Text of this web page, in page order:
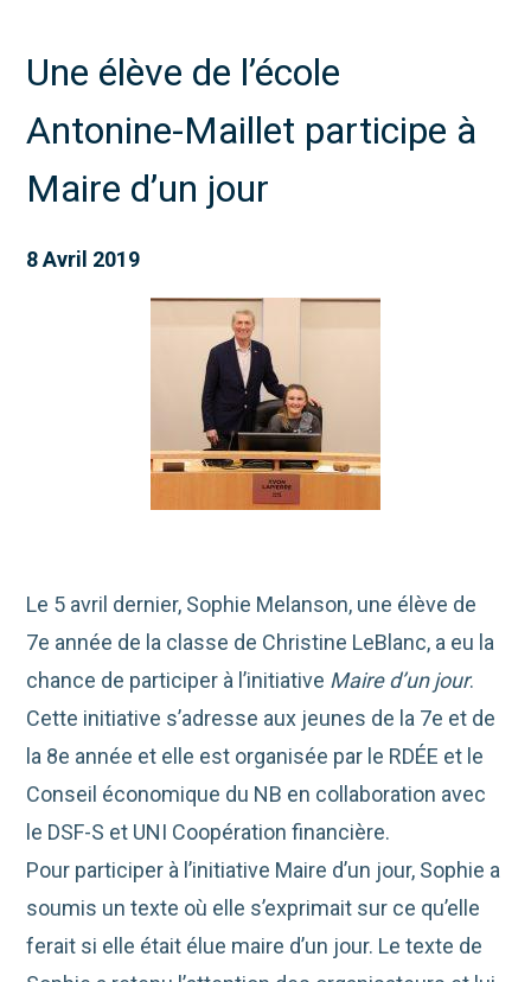
Une élève de l’école
Antonine-Maillet participe à
Maire d’un jour
8 Avril 2019
Le 5 avril dernier, Sophie Melanson, une élève de
7e année de la classe de Christine LeBlanc, a eu la
chance de participer à l’initiative Maire d’un jour.
Cette initiative s’adresse aux jeunes de la 7e et de
la 8e année et elle est organisée par le RDÉE et le
Conseil économique du NB en collaboration avec
le DSF-S et UNI Coopération financière.
Pour participer à l’initiative Maire d’un jour, Sophie a
soumis un texte où elle s’exprimait sur ce qu’elle
ferait si elle était élue maire d’un jour. Le texte de